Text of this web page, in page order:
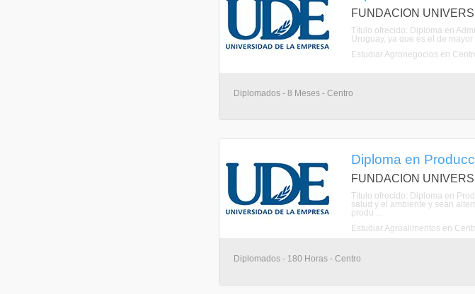
FUNDACION
Título ofrecido: Diploma en
Uruguay, ya que es el de
Estudiar Agronegocios en
Diplomados - 8 Meses - Centro
Diploma en
FUNDACION
Título ofrecido: Diploma en
salud y el ambiente y sean
produ ...
Estudiar Agroalimentos en
Diplomados - 180 Horas - Centro